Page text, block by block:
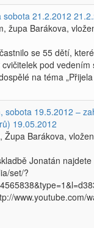
21.2.2012
župa Barákova,
se 55 dětí,
pod vedením
na téma
sobota 19.5.2012 –
19.05.2012
Župa Barákova,
Jonatán najdete
set/?
www.youtube.com/